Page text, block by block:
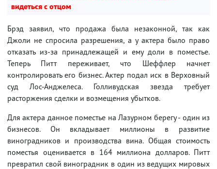
видеться с отцом
Брэд заявил, что продажа была незаконной, так как
Джоли не спросила разрешения, а у актера было право
отказать из-за принадлежащей и ему доли в поместье.
Теперь Питт переживает, что Шеффлер начнет
контролировать его бизнес. Актер подал иск в Верховный
суд Лос-Анджелеса. Голливудская звезда требует
расторжения сделки и возмещения убытков.
Для актера данное поместье на Лазурном берегу - один из
бизнесов. Он вкладывает миллионы в развитие
виноградников и производства вина. Общая стоимость
поместья оценивается в 164 миллиона долларов. Питт
превратил свой виноградник в один из ведущих мировых